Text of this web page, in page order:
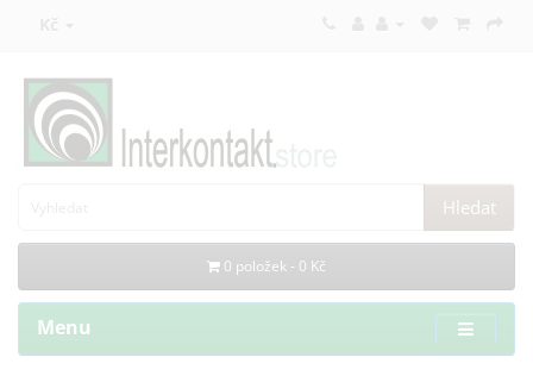
Kč
Hledat
0 položek - 0 Kč
Menu